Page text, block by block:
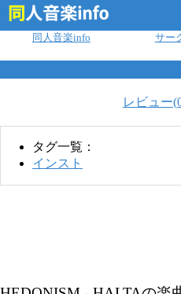
同人音楽info サー
レビュー(
タグ一覧：
インスト